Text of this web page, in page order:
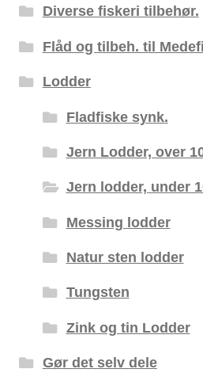
Diverse fiskeri tilbehør.
Flåd og tilbeh. til
Lodder
Fladfiske synk.
Jern Lodder, over
Jern lodder, under
Messing lodder
Natur sten lodder
Tungsten
Zink og tin Lodder
Gør det selv dele